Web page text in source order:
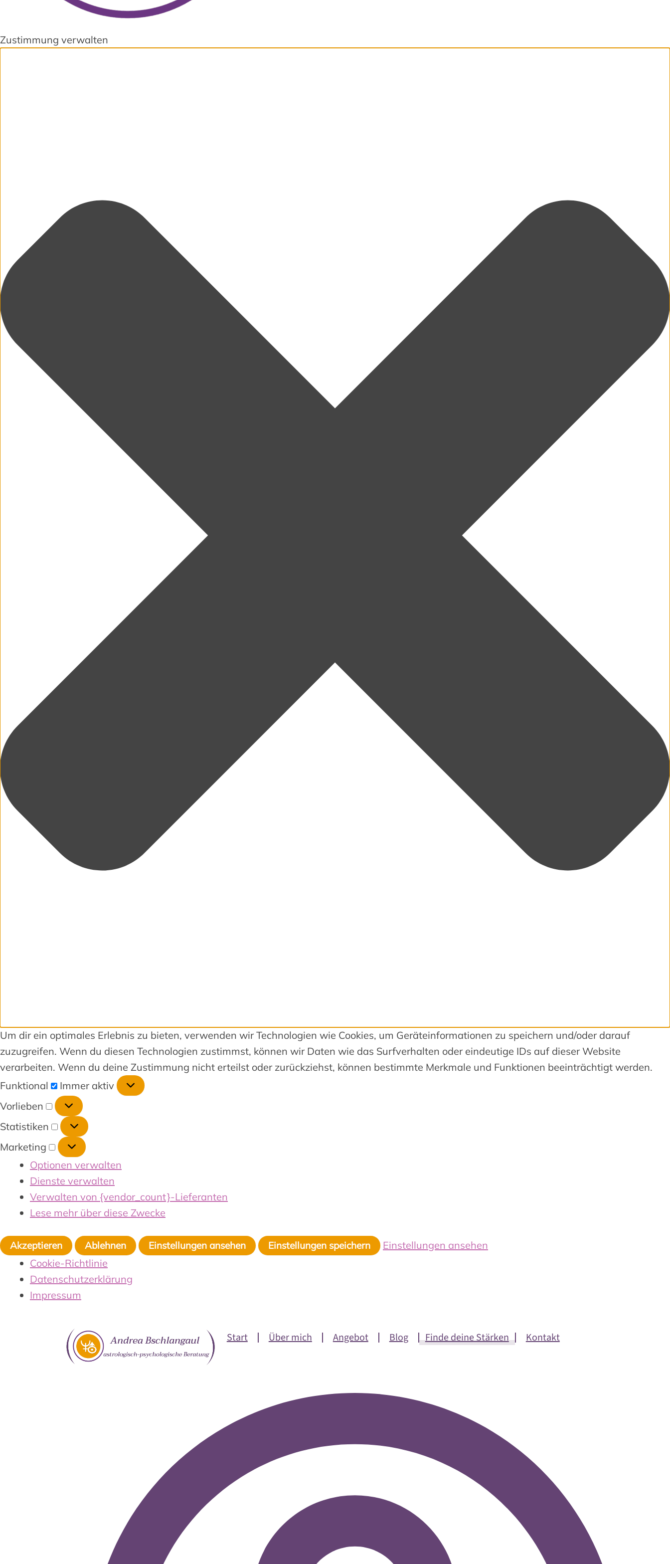
Zustimmung verwalten
Um dir ein optimales Erlebnis zu bieten, verwenden wir Technologien wie Cookies, um Geräteinformationen zu speichern und/oder darauf
zuzugreifen. Wenn du diesen Technologien zustimmst, können wir Daten wie das Surfverhalten oder eindeutige IDs auf dieser Website
verarbeiten. Wenn du deine Zustimmung nicht erteilst oder zurückziehst, können bestimmte Merkmale und Funktionen beeinträchtigt werden.
Funktional
Immer aktiv
Vorlieben
Statistiken
Marketing
Optionen verwalten
Dienste verwalten
Verwalten von {vendor_count}-Lieferanten
Lese mehr über diese Zwecke
Akzeptieren Ablehnen Einstellungen ansehen Einstellungen speichern
Einstellungen ansehen
Cookie-Richtlinie
Datenschutzerklärung
Impressum
Start Über mich Angebot Blog Finde deine Stärken Kontakt